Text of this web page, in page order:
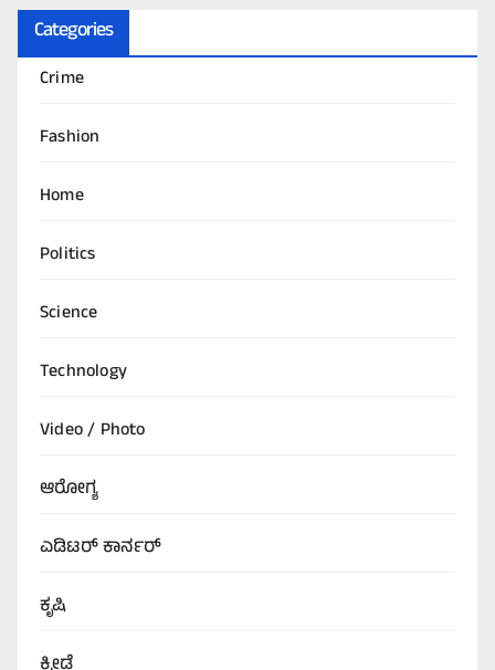
Categories
Crime
Fashion
Home
Politics
Science
Technology
Video / Photo
ಆರೋಗ್ಯ
ಎಡಿಟರ್‌ ಕಾರ್ನರ್
ಕೃಷಿ